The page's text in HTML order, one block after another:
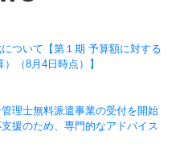
ついて【第１期 予算額に対する
（8月4日時点）】
理士無料派遣事業の受付を開始
援のため、専門的なアドバイス